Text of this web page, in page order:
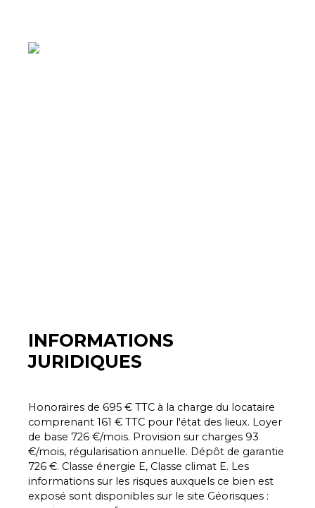
INFORMATIONS
JURIDIQUES
Honoraires de 695 € TTC à la charge du locataire
comprenant 161 € TTC pour l'état des lieux. Loyer
de base 726 €/mois. Provision sur charges 93
€/mois, régularisation annuelle. Dépôt de garantie
726 €. Classe énergie E, Classe climat E. Les
informations sur les risques auxquels ce bien est
exposé sont disponibles sur le site Géorisques :